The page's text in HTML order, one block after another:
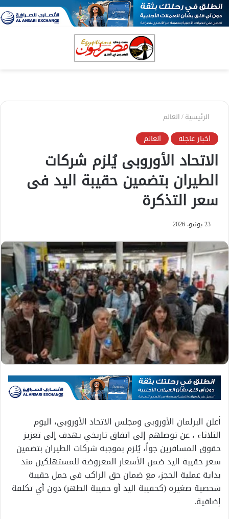
الرئيسية/العالم
اخبار عاجله العالم
الاتحاد الأوروبى يُلزم شركات
الطيران بتضمين حقيبة اليد فى
سعر التذكرة
23 يونيو، 2026
أعلن البرلمان الأوروبى ومجلس الاتحاد الأوروبى، اليوم
الثلاثاء ، عن توصلهم إلى اتفاق تاريخي يهدف إلى تعزيز
حقوق المسافرين جواً، يُلزم بموجبه شركات الطيران بتضمين
سعر حقيبة اليد ضمن الأسعار المعروضة للمستهلكين منذ
بداية عملية الحجز، مع ضمان حق الراكب في حمل حقيبة
شخصية صغيرة (كحقيبة اليد أو حقيبة الظهر) دون أي تكلفة
إضافية.